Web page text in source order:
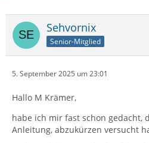
Sehvornix
Senior-Mitglied
5. September 2025 um 23:01
Hallo M Krämer,
habe ich mir fast schon gedacht,
Anleitung, abzukürzen versucht